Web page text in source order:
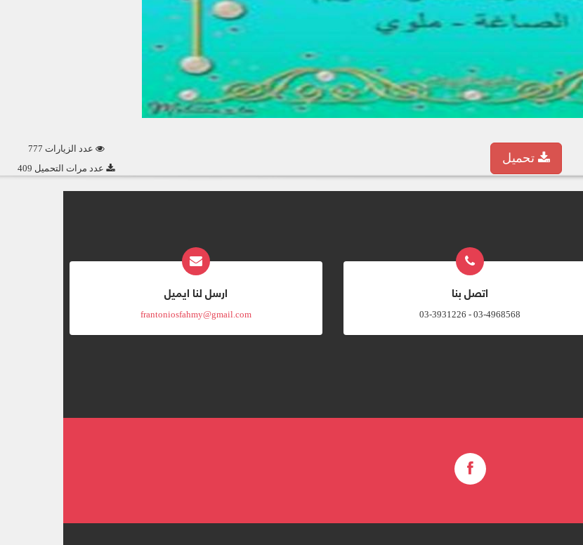
عدد الزيارات 777
عدد مرات التحميل 409
تحميل
اتصل بنا
03-4968568 - 03-3931226
ارسل لنا ايميل
frantoniosfahmy@gmail.com